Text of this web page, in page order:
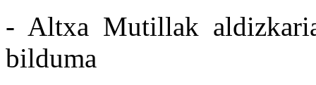
- Altxa Mutillak
bilduma